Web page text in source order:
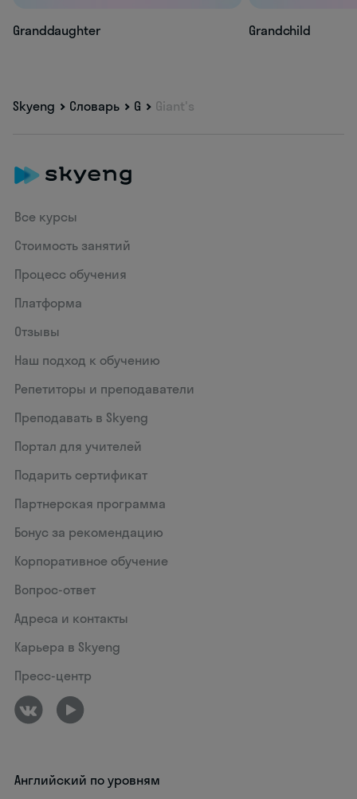
Granddaughter Grandchild
Skyeng Словарь G Giant's
Все курсы
Стоимость занятий
Процесс обучения
Платформа
Отзывы
Наш подход к обучению
Репетиторы и преподаватели
Преподавать в Skyeng
Портал для учителей
Подарить сертификат
Партнерская программа
Бонус за рекомендацию
Корпоративное обучение
Вопрос-ответ
Адреса и контакты
Карьера в Skyeng
Пресс-центр
Английский по уровням